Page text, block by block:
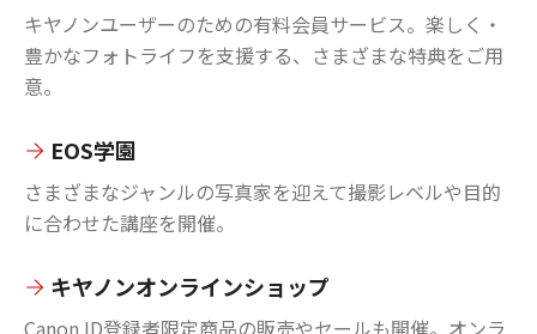
キヤノンユーザーのための有料会員サービス。楽しく・
豊かなフォトライフを支援する、さまざまな特典をご用
意。
EOS学園
さまざまなジャンルの写真家を迎えて撮影レベルや目的
に合わせた講座を開催。
キヤノンオンラインショップ
Canon ID登録者限定商品の販売やセールも開催。オンラ